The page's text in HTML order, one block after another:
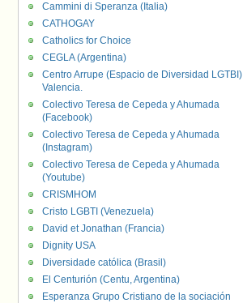
Cammini di Speranza (Italia)
CATHOGAY
Catholics for Choice
CEGLA (Argentina)
Centro Arrupe (Espacio de Diversidad LGTBI)
Valencia.
Colectivo Teresa de Cepeda y Ahumada
(Facebook)
Colectivo Teresa de Cepeda y Ahumada
(Instagram)
Colectivo Teresa de Cepeda y Ahumada
(Youtube)
CRISMHOM
Cristo LGBTI (Venezuela)
David et Jonathan (Francia)
Dignity USA
Diversidade católica (Brasil)
El Centurión (Centu, Argentina)
Esperanza Grupo Cristiano de la sociación